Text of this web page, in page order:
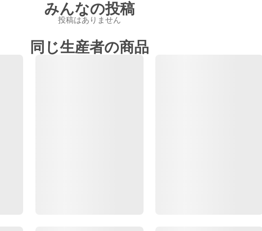
みんなの投稿
投稿はありません
同じ生産者の商品